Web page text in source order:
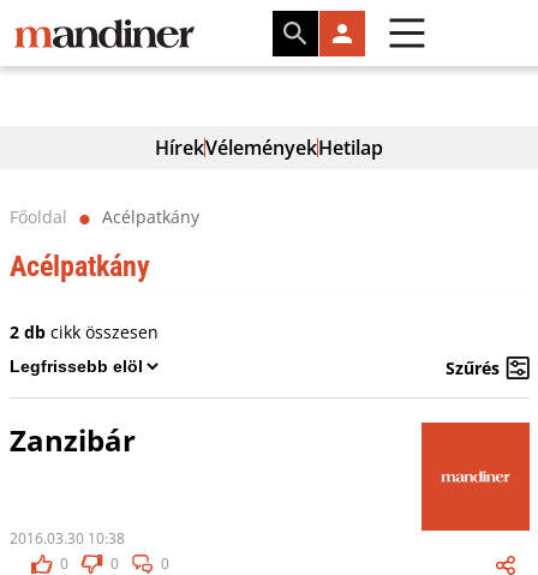
HírekVéleményekHetilap
Főoldal ⬤ Acélpatkány
Acélpatkány
2 dbcikk összesen
Szűrés
Zanzibár
2016.03.30 10:38
0
0 0